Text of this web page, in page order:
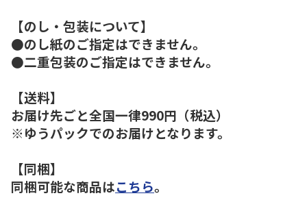
【のし・包装について】
●のし紙のご指定はできません。
●二重包装のご指定はできません。
【送料】
お届け先ごと全国一律990円（税込）
※ゆうパックでのお届けとなります。
【同梱】
同梱可能な商品はこちら。